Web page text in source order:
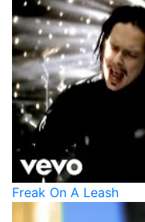
Freak On A Leash